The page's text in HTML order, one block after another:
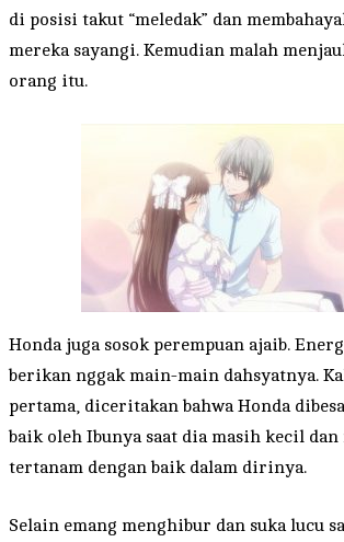
di posisi takut “meledak” dan
mereka sayangi. Kemudian malah
orang itu.
Honda juga sosok perempuan ajaib.
berikan nggak main-main dahsyatnya.
pertama, diceritakan bahwa Honda
baik oleh Ibunya saat dia masih kecil
tertanam dengan baik dalam dirinya.
Selain emang menghibur dan suka lucu